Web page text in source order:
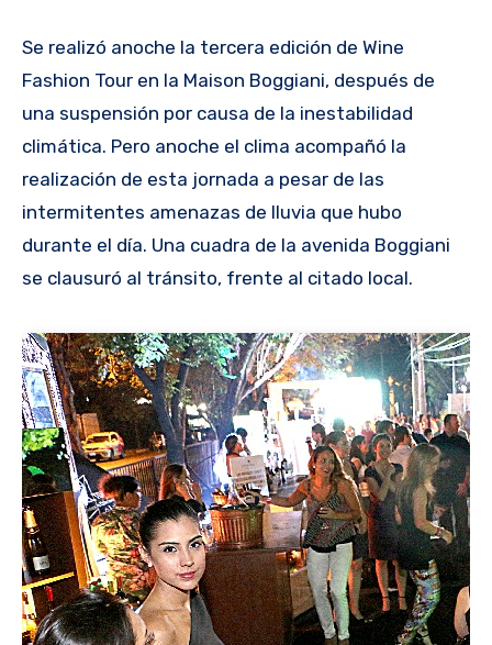
Se realizó anoche la tercera edición de Wine
Fashion Tour en la Maison Boggiani, después de
una suspensión por causa de la inestabilidad
climática. Pero anoche el clima acompañó la
realización de esta jornada a pesar de las
intermitentes amenazas de lluvia que hubo
durante el día. Una cuadra de la avenida Boggiani
se clausuró al tránsito, frente al citado local.